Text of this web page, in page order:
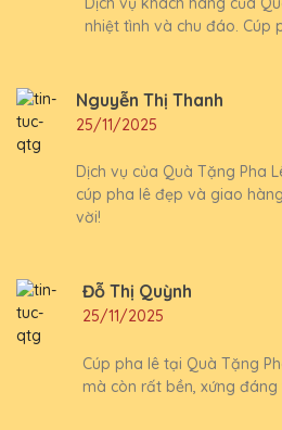
nhiệt tình và chu đáo. Cúp
Nguyễn Thị Thanh
25/11/2025
Dịch vụ của Quà Tặng Pha
cúp pha lê đẹp và giao
vời!
Đỗ Thị Quỳnh
25/11/2025
Cúp pha lê tại Quà Tặng
mà còn rất bền, xứng đáng